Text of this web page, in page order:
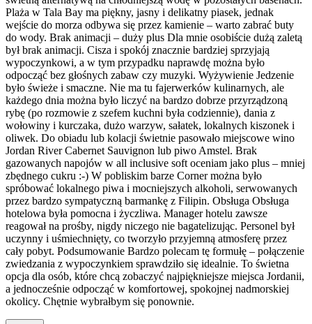
Plaża w Tala Bay ma piękny, jasny i delikatny piasek, jednak
wejście do morza odbywa się przez kamienie – warto zabrać buty
do wody. Brak animacji – duży plus Dla mnie osobiście dużą zaletą
był brak animacji. Cisza i spokój znacznie bardziej sprzyjają
wypoczynkowi, a w tym przypadku naprawdę można było
odpocząć bez głośnych zabaw czy muzyki. Wyżywienie Jedzenie
było świeże i smaczne. Nie ma tu fajerwerków kulinarnych, ale
każdego dnia można było liczyć na bardzo dobrze przyrządzoną
rybę (po rozmowie z szefem kuchni była codziennie), dania z
wołowiny i kurczaka, dużo warzyw, sałatek, lokalnych kiszonek i
oliwek. Do obiadu lub kolacji świetnie pasowało miejscowe wino
Jordan River Cabernet Sauvignon lub piwo Amstel. Brak
gazowanych napojów w all inclusive soft oceniam jako plus – mniej
zbędnego cukru :-) W pobliskim barze Corner można było
spróbować lokalnego piwa i mocniejszych alkoholi, serwowanych
przez bardzo sympatyczną barmankę z Filipin. Obsługa Obsługa
hotelowa była pomocna i życzliwa. Manager hotelu zawsze
reagował na prośby, nigdy niczego nie bagatelizując. Personel był
uczynny i uśmiechnięty, co tworzyło przyjemną atmosferę przez
cały pobyt. Podsumowanie Bardzo polecam tę formułę – połączenie
zwiedzania z wypoczynkiem sprawdziło się idealnie. To świetna
opcja dla osób, które chcą zobaczyć najpiękniejsze miejsca Jordanii,
a jednocześnie odpocząć w komfortowej, spokojnej nadmorskiej
okolicy. Chętnie wybrałbym się ponownie.